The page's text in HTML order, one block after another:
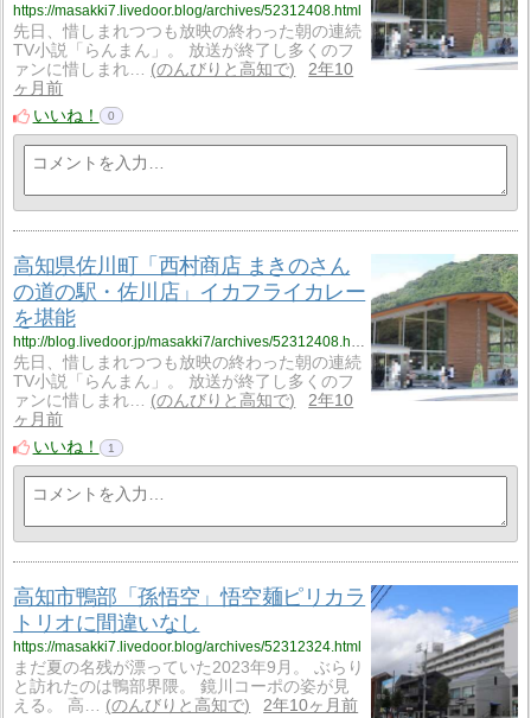
https://masakki7.livedoor.blog/archives/52312408.html
先日、惜しまれつつも放映の終わった朝の連続
TV小説「らんまん」。 放送が終了し多くのフ
ァンに惜しまれ…
のんびりと高知で
2年10
ヶ月前
いいね！
0
高知県佐川町「西村商店 まきのさん
の道の駅・佐川店」イカフライカレー
を堪能
http://blog.livedoor.jp/masakki7/archives/52312408.html
先日、惜しまれつつも放映の終わった朝の連続
TV小説「らんまん」。 放送が終了し多くのフ
ァンに惜しまれ…
のんびりと高知で
2年10
ヶ月前
いいね！
1
高知市鴨部「孫悟空」悟空麺ピリカラ
トリオに間違いなし
https://masakki7.livedoor.blog/archives/52312324.html
まだ夏の名残が漂っていた2023年9月。 ぶらり
と訪れたのは鴨部界隈。 鏡川コーポの姿が見
える。 高…
のんびりと高知で
2年10ヶ月前